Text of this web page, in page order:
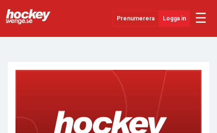
Prenumerera Logga in ☰